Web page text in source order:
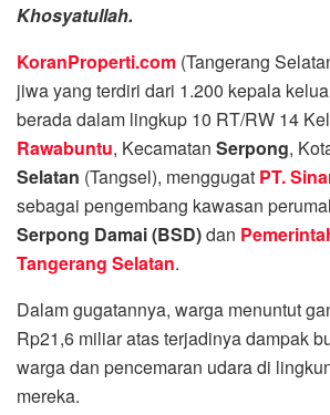
Khosyatullah.
KoranProperti.com (Tangerang
jiwa yang terdiri dari 1.200 kepala
berada dalam lingkup 10 RT/RW 14
Rawabuntu, Kecamatan Serpong,
Selatan (Tangsel), menggugat PT.
sebagai pengembang kawasan
Serpong Damai (BSD)dan
Tangerang Selatan.
Dalam gugatannya, warga menuntut
Rp21,6 miliar atas terjadinya dampak
warga dan pencemaran udara di
mereka.